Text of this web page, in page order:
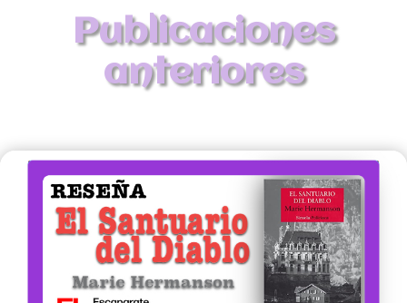
Publicaciones
anteriores